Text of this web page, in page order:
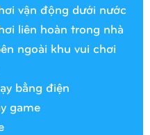
vận động dưới nước
liên hoàn trong nhà
ngoài khu vui chơi
bằng điện
game